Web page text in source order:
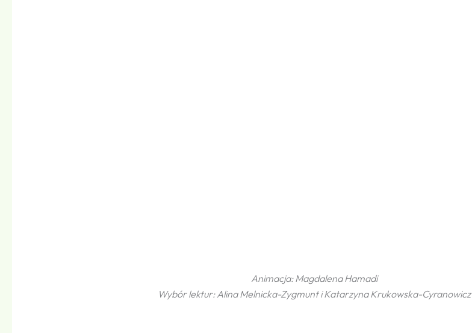
Animacja: Magdalena Hamadi
Wybór lektur: Alina Melnicka-Zygmunt i Katarzyna Krukowska-Cyranowicz